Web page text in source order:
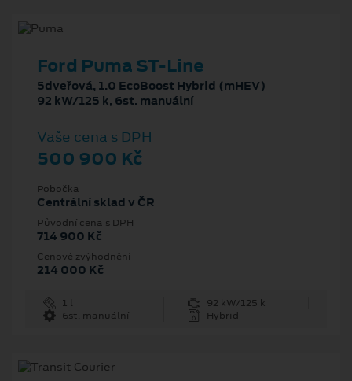
Ford Puma ST-Line
5dveřová, 1.0 EcoBoost Hybrid (mHEV)
92 kW/125 k, 6st. manuální
Vaše cena s DPH
500 900 Kč
Pobočka
Centrální sklad v ČR
Původní cena s DPH
714 900 Kč
Cenové zvýhodnění
214 000 Kč
1 l
92 kW/125 k
6st. manuální
Hybrid